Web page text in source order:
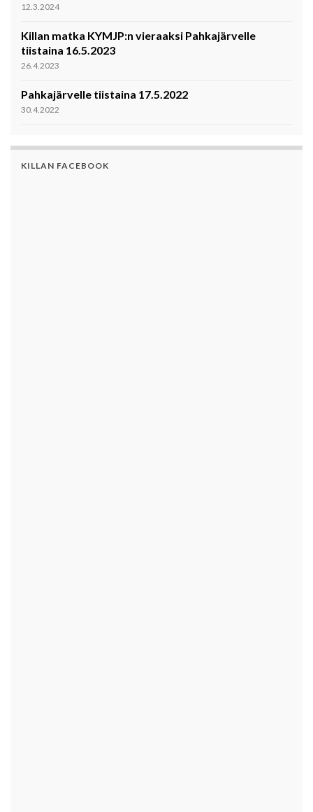
12.3.2024
Killan matka KYMJP:n vieraaksi Pahkajärvelle
tiistaina 16.5.2023
26.4.2023
Pahkajärvelle tiistaina 17.5.2022
30.4.2022
KILLAN FACEBOOK